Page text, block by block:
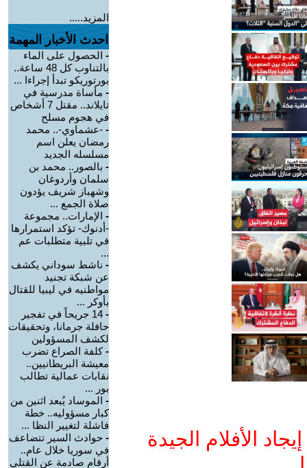
الأفلام الجيدة
المزيد.....
احدث الأخبار المهمة
- الحصول على الماء
بالتناوب كل 48 ساعة..
بورتوريكو تبدأ إجراءا ...
- مأساة مدرسية في
تايلاند.. مقتل 7 أشخاص
في هجوم مسلح
- -عشماوي-.. محمد
رمضان يعلن اسم
مسلسله الجديد
- بالصور.. محمد بن
سلمان وأردوغان
وشهباز شريف يؤدون
صلاة الجمع ...
- الإمارات.. مجموعة
-أدنوك- تؤكد استمرارها
في تلبية متطلبات عم
...
- ناشط سوداني يكشف
عن شبكة تجنيد
مواطنيه في ليبيا للقتال
بأوكر ...
-
14 جريحاً في تفجير
حافلة جرمانا، وتحقيقات
لكشف المسؤولين
-كلفة الصراع تضرب
معيشة البريطانيين..
نقابات عمالية تطالب
بور ...
- الموساد يُبعد اثنين من
كبار مسؤوليه.. خطة
فاشلة لتغيير النظا ...
- حوادث السير تتضاعف
في سوريا خلال عام..
أرقام صادمة عن القتلى